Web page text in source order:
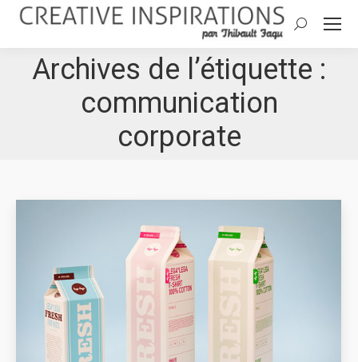
Search:
Archives de l’étiquette :
communication
corporate